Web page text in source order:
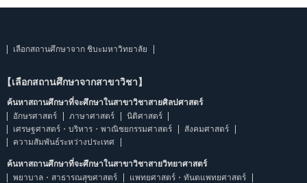
เลือกสถานศึกษาจาก ชิบะมหาวิทยาลัย
【เลือกสถานศึกษาจากสาขาวิชา】
ค้นหาสถานศึกษาที่จะศึกษาในสาขาวิชาสายศิลปศาสตร์
อักษรศาสตร์
ภาษาศาสตร์
นิติศาสตร์
เศรษฐศาสตร์・บริหาร・พาณิชยกรรมศาสตร์
สังคมศาสตร์
ความสัมพันธ์ระหว่างประเทศ
ค้นหาสถานศึกษาที่จะศึกษาในสาขาวิชาสายวิทยาศาสตร์
พยาบาล・สาธารณสุขศาสตร์
แพทยศาสตร์・ทันตแพทยศาสตร์